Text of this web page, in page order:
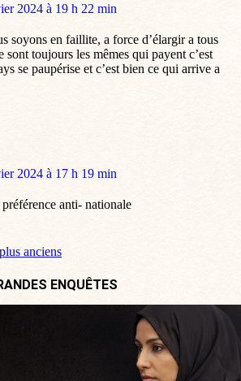
2024 à 19 h 22 min
soyons en faillite, a force d’élargir a tous
sont toujours les mêmes qui payent c’est
se paupérise et c’est bien ce qui arrive a
2024 à 17 h 19 min
anti- nationale
anciens
ENQUÊTES